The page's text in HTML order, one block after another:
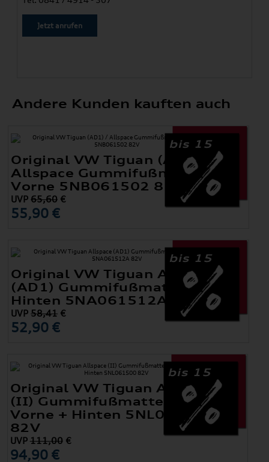
Jetzt anrufen
Andere Kunden kauften auch
bis 15
Original VW Tiguan (AD1) /
Allspace Gummifußmatten
Vorne 5NB061502 82V
UVP65,60 €
55,90 €
bis 15
Original VW Tiguan Allspace
(AD1) Gummifußmatten
Hinten 5NA061512A 82V
UVP58,41 €
52,90 €
bis 15
Original VW Tiguan Allspace
(II) Gummifußmatten Satz
Vorne + Hinten 5NL061500
82V
UVP 111,00€
94,90 €